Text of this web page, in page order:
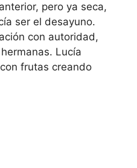
pero ya seca,
ser el desayuno.
con autoridad,
Lucía
frutas creando